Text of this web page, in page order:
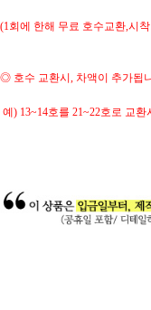
(1회에 한해 무료 호수교환,시
◎ 호수 교환시, 차액이 추가됩
예) 13~14호를 21~22호로 교